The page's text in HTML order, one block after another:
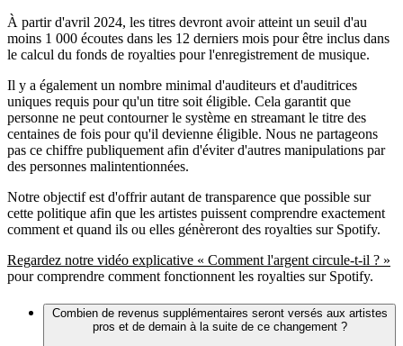
À partir d'avril 2024, les titres devront avoir atteint un seuil d'au
moins 1 000 écoutes dans les 12 derniers mois pour être inclus dans
le calcul du fonds de royalties pour l'enregistrement de musique.
Il y a également un nombre minimal d'auditeurs et d'auditrices
uniques requis pour qu'un titre soit éligible. Cela garantit que
personne ne peut contourner le système en streamant le titre des
centaines de fois pour qu'il devienne éligible. Nous ne partageons
pas ce chiffre publiquement afin d'éviter d'autres manipulations par
des personnes malintentionnées.
Notre objectif est d'offrir autant de transparence que possible sur
cette politique afin que les artistes puissent comprendre exactement
comment et quand ils ou elles génèreront des royalties sur Spotify.
Regardez notre vidéo explicative « Comment l'argent circule-t-il ? »
pour comprendre comment fonctionnent les royalties sur Spotify.
Combien de revenus supplémentaires seront versés aux artistes
pros et de demain à la suite de ce changement ?